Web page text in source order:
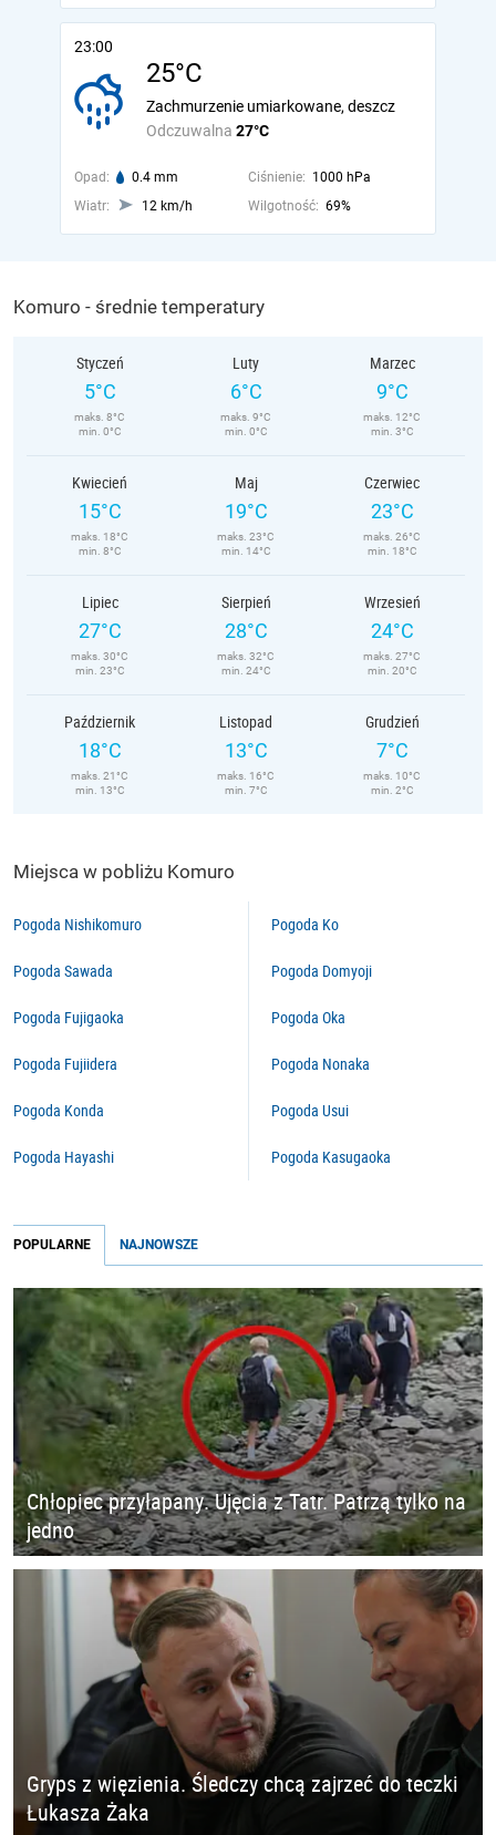
23:00
25°C
Odczuwalna 27°C
Zachmurzenie umiarkowane, deszcz
Opad: 0.4 mm Ciśnienie: 1000 hPa
Wiatr:
12 km/h Wilgotność: 69%
Komuro - średnie temperatury
Styczeń
5°C
maks. 8°C
min. 0°C
Luty
6°C
maks. 9°C
min. 0°C
Marzec
9°C
maks. 12°C
min. 3°C
Kwiecień
15°C
maks. 18°C
min. 8°C
Maj
19°C
maks. 23°C
min. 14°C
Czerwiec
23°C
maks. 26°C
min. 18°C
Lipiec
27°C
maks. 30°C
min. 23°C
Sierpień
28°C
maks. 32°C
min. 24°C
Wrzesień
24°C
maks. 27°C
min. 20°C
Październik
18°C
maks. 21°C
min. 13°C
Listopad
13°C
maks. 16°C
min. 7°C
Grudzień
7°C
maks. 10°C
min. 2°C
Miejsca w pobliżu Komuro
Pogoda Nishikomuro
Pogoda Sawada
Pogoda Fujigaoka
Pogoda Fujiidera
Pogoda Konda
Pogoda Hayashi
Pogoda Ko
Pogoda Domyoji
Pogoda Oka
Pogoda Nonaka
Pogoda Usui
Pogoda Kasugaoka
POPULARNE NAJNOWSZE
Chłopiec przyłapany. Ujęcia z Tatr. Patrzą tylko na
jedno
Gryps z więzienia. Śledczy chcą zajrzeć do teczki
Łukasza Żaka